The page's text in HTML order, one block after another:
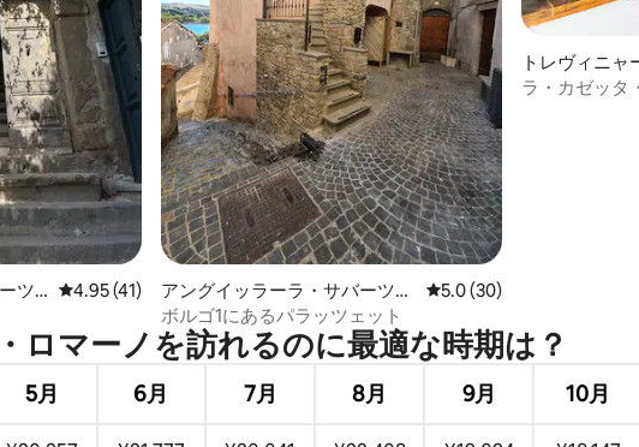
評価
ツ
ト
レビュー41件、5つ星中4.95つ星の平均評価
4.95 (41)
アングイッラーラ・サバーツィ
アの一軒家
レビュー30件、5つ星中
5.0 (30)
ボルゴ1にあるパラッツェット
トレヴィニャ
のマンション
ラ・カゼッタ
ロマーノを訪⁠れ⁠るの⁠に最⁠適⁠な時⁠期⁠は⁠？
5月 6月 7月 8月 9月 10月